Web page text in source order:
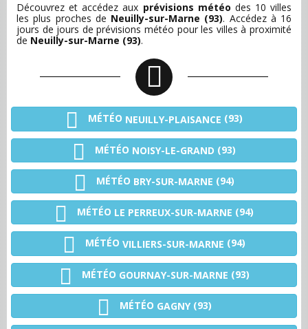
Découvrez et accédez aux prévisions météo des 10 villes
les plus proches de Neuilly-sur-Marne (93). Accédez à 16
jours de jours de prévisions météo pour les villes à proximité
de Neuilly-sur-Marne (93).
MÉTÉO NEUILLY-PLAISANCE (93)
MÉTÉO NOISY-LE-GRAND (93)
MÉTÉO BRY-SUR-MARNE (94)
MÉTÉO LE PERREUX-SUR-MARNE (94)
MÉTÉO VILLIERS-SUR-MARNE (94)
MÉTÉO GOURNAY-SUR-MARNE (93)
MÉTÉO GAGNY(93)